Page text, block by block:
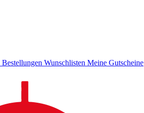
Bestellungen Wunschlisten Meine Gutscheine